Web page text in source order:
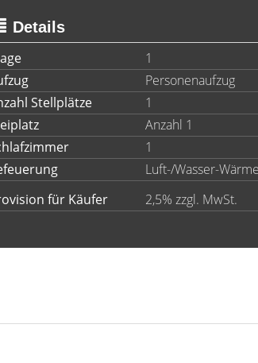
Details
1
Personenaufzug
Stellplätze
1
Anzahl 1
1
Luft-/Wasser-
für Käufer
2,5% zzgl. MwSt.